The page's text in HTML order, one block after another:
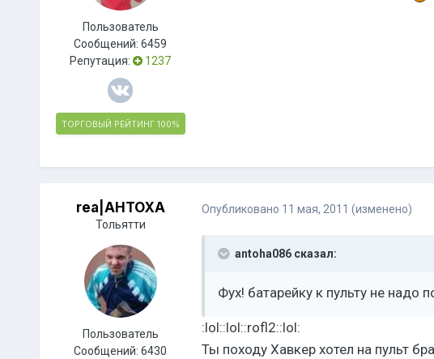
Пользователь
Сообщений:6459
Репутация:
1237
ТОРГОВЫЙ РЕЙТИНГ 100%
rea|AHTOXA
Тольятти
Пользователь
Сообщений:6430
Опубликовано 11 мая, 2011 (изменено)
antoha086 сказал:
Фух! батарейку к пульту не надо
:lol::lol::rofl2::lol:
Ты походу Хавкер хотел на пульт